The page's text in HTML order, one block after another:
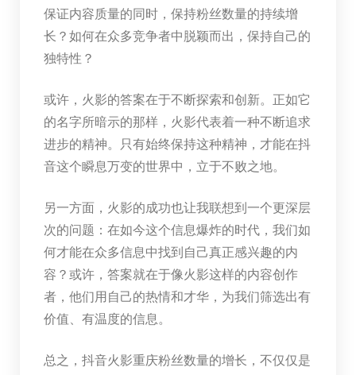
保证内容质量的同时，保持粉丝数量的持续增
长？如何在众多竞争者中脱颖而出，保持自己的
独特性？
或许，火影的答案在于不断探索和创新。正如它
的名字所暗示的那样，火影代表着一种不断追求
进步的精神。只有始终保持这种精神，才能在抖
音这个瞬息万变的世界中，立于不败之地。
另一方面，火影的成功也让我联想到一个更深层
次的问题：在如今这个信息爆炸的时代，我们如
何才能在众多信息中找到自己真正感兴趣的内
容？或许，答案就在于像火影这样的内容创作
者，他们用自己的热情和才华，为我们筛选出有
价值、有温度的信息。
总之，抖音火影重庆粉丝数量的增长，不仅仅是